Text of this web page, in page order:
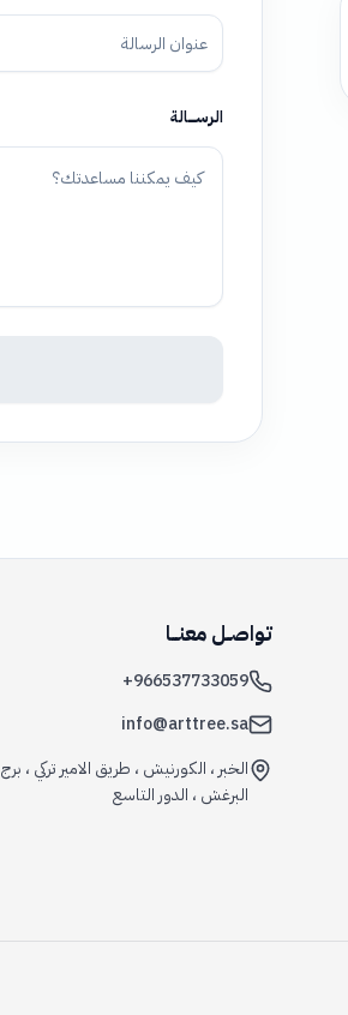
الرســــــالة
تواصــل معنـــا
+966537733059
info@arttree.sa
الخبر ، الكورنيش ، طريق الامير تركي ، برج
البرغش ، الدور التاسع